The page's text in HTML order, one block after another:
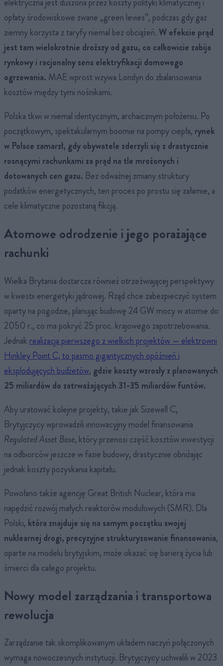
opłaty środowiskowe zwane „green levies”, podczas gdy gaz
ziemny korzysta z taryfy niemal bez obciążeń. W efekcie prąd
jest tam wielokrotnie droższy od gazu, co całkowicie zabija
rynkowy i racjonalny sens elektryfikacji domowego
ogrzewania. MAE wprost wzywa Londyn do zbalansowania
kosztów między tymi nośnikami.
Polska tkwi w niemal identycznym, archaicznym położeniu. Po
początkowym, spektakularnym boomie na pompy ciepła, rynek
w Polsce zamarzł, gdy obywatele zderzyli się z drastycznie
rosnącymi rachunkami za prąd na tle mrożonych i
dotowanych cen gazu. Bez odważnej zmiany struktury
podatków energetycznych, ten proces po prostu się załamie, a
cele klimatyczne pozostaną fikcją.
Atomowe odrodzenie i jego porażające
rachunki
Wielka Brytania dostarcza również otrzeźwiającej perspektywy
w kwestii energetyki jądrowej. Rząd chce zabezpieczyć system
oparty na pogodzie, planując budowę 24 GW mocy w atomie do
2050 r., co ma pokryć 25 proc. krajowego zapotrzebowania.
Jednak realizacja pierwszego z wielkich projektów — elektrowni
Hinkley Point C, to pasmo gigantycznych opóźnień i
eksplodujących budżetów, gdzie koszty wzrosły z planowanych
25 miliardów do zatrważających 31-35 miliardów funtów.
Aby uratować kolejne projekty, takie jak Sizewell C,
Brytyjczycy wprowadzili innowacyjny model finansowania
Regulated Asset Base, który przenosi część kosztów inwestycji
na odbiorców jeszcze w fazie budowy, drastycznie obniżając
jednak koszty pozyskania kapitału.
Powołano także agencję Great British Nuclear, która ma
napędzić rozwój małych reaktorów modułowych (SMR). Dla
Polski, która znajduje się na samym początku swojej
nuklearnej drogi, precyzyjne strukturyzowanie finansowania,
oparte na modelu brytyjskim, może okazać się barierą życia lub
śmierci dla całego projektu.
Nowy model zarządzania i transportowa
rewolucja
Zarządzanie tak skomplikowanym układem naczyń połączonych
wymaga nowoczesnych instytucji. Brytyjczycy uchwalili w 2023